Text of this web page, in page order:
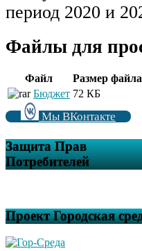
период 2020 и
Файлы для
Файл Размер файла
Бюджет 72 КБ
Мы ВКонтакте
Защита Прав
Потребителей
Проект Городская